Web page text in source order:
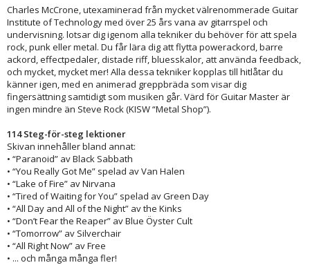
Charles McCrone, utexaminerad från mycket välrenommerade Guitar
Institute of Technology med över 25 års vana av gitarrspel och
undervisning. lotsar dig igenom alla tekniker du behöver för att spela
rock, punk eller metal. Du får lära dig att flytta powerackord, barre
ackord, effectpedaler, distade riff, bluesskalor, att använda feedback,
och mycket, mycket mer! Alla dessa tekniker kopplas till hitlåtar du
känner igen, med en animerad greppbräda som visar dig
fingersättning samtidigt som musiken går. Värd för Guitar Master är
ingen mindre än Steve Rock (KISW “Metal Shop”).
114 Steg-för-steg lektioner
Skivan innehåller bland annat:
• “Paranoid” av Black Sabbath
• “You Really Got Me” spelad av Van Halen
• “Lake of Fire” av Nirvana
• “Tired of Waiting for You” spelad av Green Day
• “All Day and All of the Night” av the Kinks
• “Don’t Fear the Reaper” av Blue Öyster Cult
• “Tomorrow” av Silverchair
• “All Right Now” av Free
• ... och många många fler!